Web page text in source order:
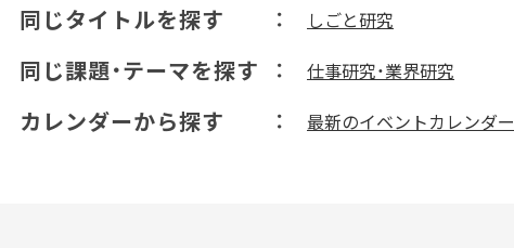
同じタイトルを探す しごと研究
同じ課題・テーマを探す 仕事研究・業界研究
カレンダーから探す 最新のイベントカレンダー